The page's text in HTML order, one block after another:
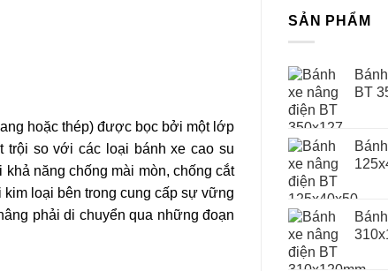
hoặc thép) được bọc bởi một lớp
trội so với các loại bánh xe cao su
năng chống mài mòn, chống cắt
loại bên trong cung cấp sự vững
phải di chuyển qua những đoạn
SẢN PHẨM
BT